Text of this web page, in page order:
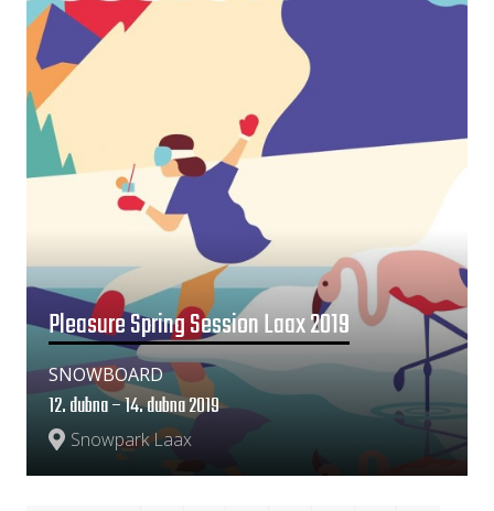
Pleasure Spring Session Laax 2019
Snowpark Laax
12. dubna – 14. dubna 2019
SNOWBOARD